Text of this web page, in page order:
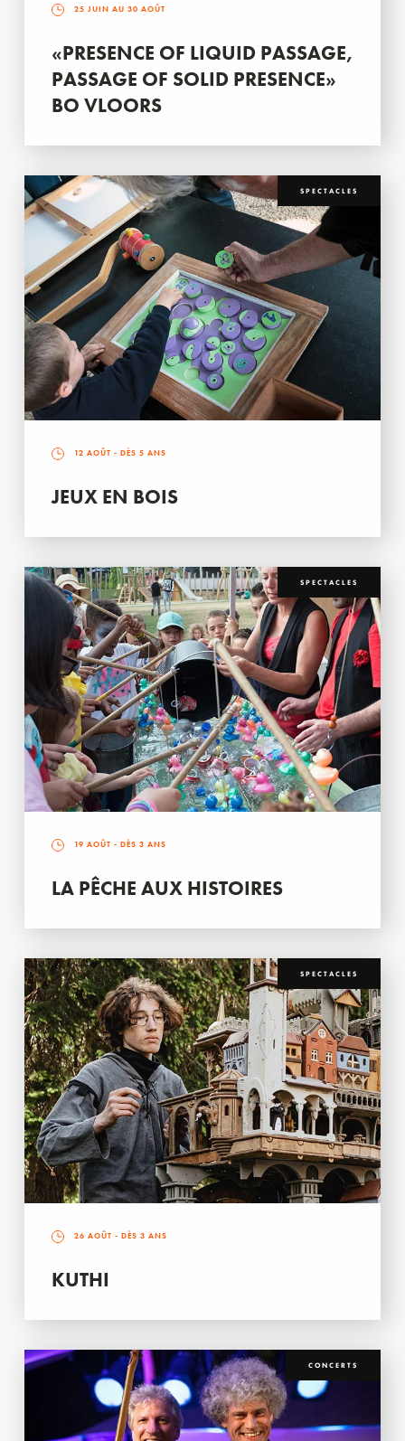
25 JUIN AU 30 AOÛT
«PRESENCE OF LIQUID PASSAGE,
PASSAGE OF SOLID PRESENCE»
BO VLOORS
SPECTACLES
12 AOÛT - DÈS 5 ANS
JEUX EN BOIS
SPECTACLES
19 AOÛT - DÈS 3 ANS
LA PÊCHE AUX HISTOIRES
SPECTACLES
26 AOÛT - DÈS 3 ANS
KUTHI
CONCERTS